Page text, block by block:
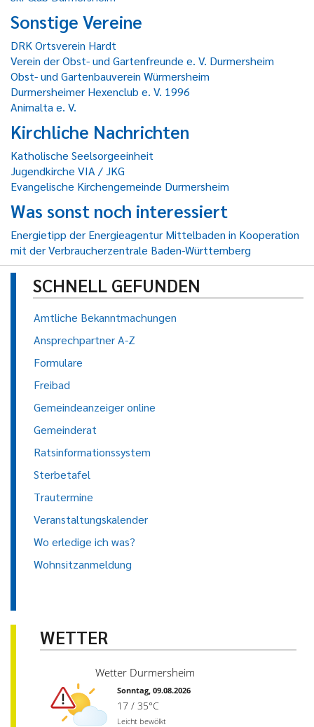
Sonstige Vereine
DRK Ortsverein Hardt
Verein der Obst- und Gartenfreunde e. V. Durmersheim
Obst- und Gartenbauverein Würmersheim
Durmersheimer Hexenclub e. V. 1996
Animalta e. V.
Kirchliche Nachrichten
Katholische Seelsorgeeinheit
Jugendkirche VIA / JKG
Evangelische Kirchengemeinde Durmersheim
Was sonst noch interessiert
Energietipp der Energieagentur Mittelbaden in Kooperation
mit der Verbraucherzentrale Baden-Württemberg
SCHNELL GEFUNDEN
Amtliche Bekanntmachungen
Ansprechpartner A-Z
Formulare
Freibad
Gemeindeanzeiger online
Gemeinderat
Ratsinformationssystem
Sterbetafel
Trautermine
Veranstaltungskalender
Wo erledige ich was?
Wohnsitzanmeldung
WETTER
Wetter Durmersheim
Sonntag, 09.08.2026
17 / 35°C
Leicht bewölkt